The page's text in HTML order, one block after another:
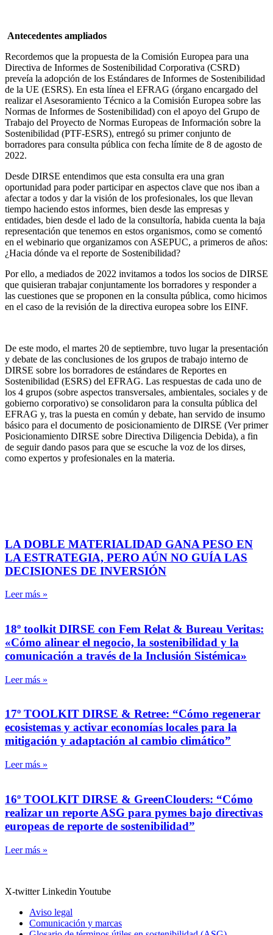
Antecedentes ampliados
Recordemos que la propuesta de la Comisión Europea para una
Directiva de Informes de Sostenibilidad Corporativa (CSRD)
preveía la adopción de los Estándares de Informes de Sostenibilidad
de la UE (ESRS). En esta línea el EFRAG (órgano encargado del
realizar el Asesoramiento Técnico a la Comisión Europea sobre las
Normas de Informes de Sostenibilidad) con el apoyo del Grupo de
Trabajo del Proyecto de Normas Europeas de Información sobre la
Sostenibilidad (PTF-ESRS), entregó su primer conjunto de
borradores para consulta pública con fecha límite de 8 de agosto de
2022.
Desde DIRSE entendimos que esta consulta era una gran
oportunidad para poder participar en aspectos clave que nos iban a
afectar a todos y dar la visión de los profesionales, los que llevan
tiempo haciendo estos informes, bien desde las empresas y
entidades, bien desde el lado de la consultoría, habida cuenta la baja
representación que tenemos en estos organismos, como se comentó
en el webinario que organizamos con ASEPUC, a primeros de años:
¿Hacia dónde va el reporte de Sostenibilidad?
Por ello, a mediados de 2022 invitamos a todos los socios de DIRSE
que quisieran trabajar conjuntamente los borradores y responder a
las cuestiones que se proponen en la consulta pública, como hicimos
en el caso de la revisión de la directiva europea sobre los EINF.
De este modo, el martes 20 de septiembre, tuvo lugar la presentación
y debate de las conclusiones de los grupos de trabajo interno de
DIRSE sobre los borradores de estándares de Reportes en
Sostenibilidad (ESRS) del EFRAG. Las respuestas de cada uno de
los 4 grupos (sobre aspectos transversales, ambientales, sociales y de
gobierno corporativo) se consolidaron para la consulta pública del
EFRAG y, tras la puesta en común y debate, han servido de insumo
básico para el documento de posicionamiento de DIRSE (Ver primer
Posicionamiento DIRSE sobre Directiva Diligencia Debida), a fin
de seguir dando pasos para que se escuche la voz de los dirses,
como expertos y profesionales en la materia.
LA DOBLE MATERIALIDAD GANA PESO EN
LA ESTRATEGIA, PERO AÚN NO GUÍA LAS
DECISIONES DE INVERSIÓN
Leer más »
18º toolkit DIRSE con Fem Relat & Bureau Veritas:
«Cómo alinear el negocio, la sostenibilidad y la
comunicación a través de la Inclusión Sistémica»
Leer más »
17º TOOLKIT DIRSE & Retree: “Cómo regenerar
ecosistemas y activar economías locales para la
mitigación y adaptación al cambio climático”
Leer más »
16º TOOLKIT DIRSE & GreenClouders: “Cómo
realizar un reporte ASG para pymes bajo directivas
europeas de reporte de sostenibilidad”
Leer más »
X-twitter Linkedin Youtube
Aviso legal
Comunicación y marcas